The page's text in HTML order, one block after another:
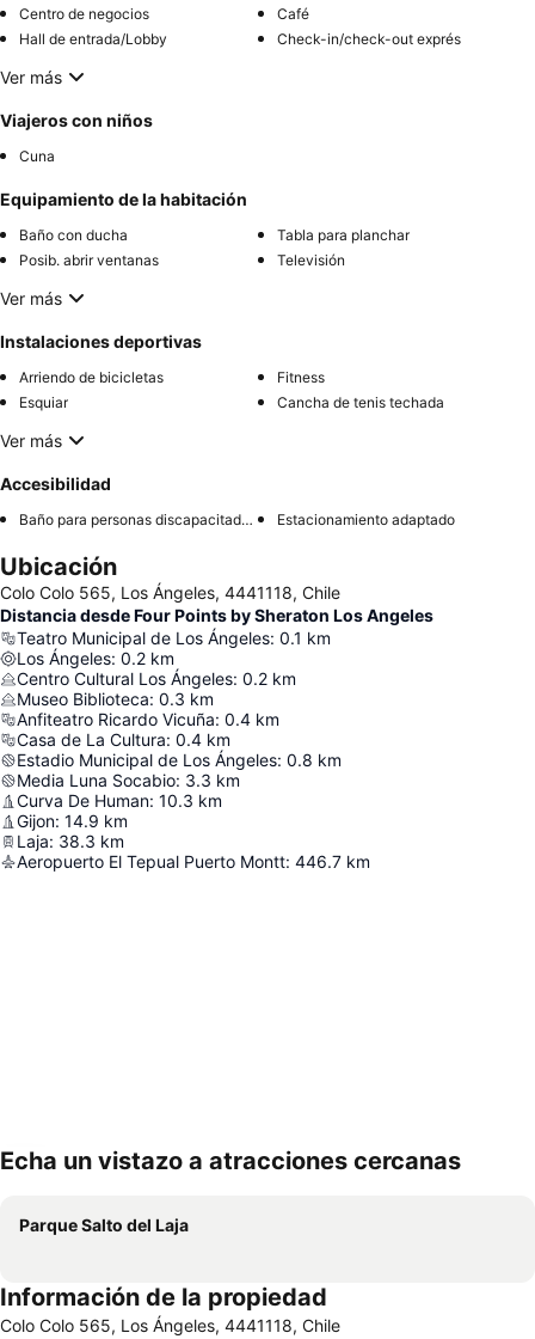
Centro de negocios
Café
Hall de entrada/Lobby
Check-in/check-out exprés
Ver más
Viajeros con niños
Cuna
Equipamiento de la habitación
Baño con ducha
Tabla para planchar
Posib. abrir ventanas
Televisión
Ver más
Instalaciones deportivas
Arriendo de bicicletas
Fitness
Esquiar
Cancha de tenis techada
Ver más
Accesibilidad
Baño para personas discapacitadas Estacionamiento adaptado
Ubicación
Colo Colo 565, Los Ángeles, 4441118, Chile
Distancia desde Four Points by Sheraton Los Angeles
Teatro Municipal de Los Ángeles: 0.1 km
Los Ángeles: 0.2 km
Centro Cultural Los Ángeles: 0.2 km
Museo Biblioteca: 0.3 km
Anfiteatro Ricardo Vicuña: 0.4 km
Casa de La Cultura: 0.4 km
Estadio Municipal de Los Ángeles: 0.8 km
Media Luna Socabio: 3.3 km
Curva De Human: 10.3 km
Gijon: 14.9 km
Laja: 38.3 km
Aeropuerto El Tepual Puerto Montt: 446.7 km
Echa un vistazo a atracciones cercanas
Parque Salto del Laja
Información de la propiedad
Colo Colo 565, Los Ángeles, 4441118, Chile